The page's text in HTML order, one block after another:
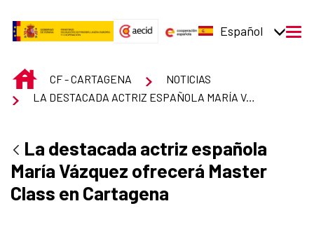
Español
INICIOCF - CARTAGENA
NOTICIAS
LA DESTACADA ACTRIZ ESPAÑOLA MARÍA VÁZQUEZ OFRECERÁ MASTER CLASS EN CARTAGENA
La destacada actriz española
María Vázquez ofrecerá Master
Class en Cartagena